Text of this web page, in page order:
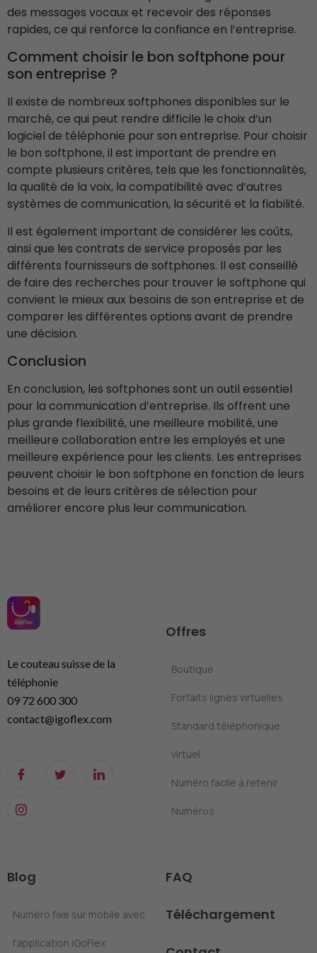
des messages vocaux et recevoir des réponses
rapides, ce qui renforce la confiance en l’entreprise.
Comment choisir le bon softphone pour
son entreprise ?
Il existe de nombreux softphones disponibles sur le
marché, ce qui peut rendre difficile le choix d’un
logiciel de téléphonie pour son entreprise. Pour choisir
le bon softphone, il est important de prendre en
compte plusieurs critères, tels que les fonctionnalités,
la qualité de la voix, la compatibilité avec d’autres
systèmes de communication, la sécurité et la fiabilité.
Il est également important de considérer les coûts,
ainsi que les contrats de service proposés par les
différents fournisseurs de softphones. Il est conseillé
de faire des recherches pour trouver le softphone qui
convient le mieux aux besoins de son entreprise et de
comparer les différentes options avant de prendre
une décision.
Conclusion
En conclusion, les softphones sont un outil essentiel
pour la communication d’entreprise. Ils offrent une
plus grande flexibilité, une meilleure mobilité, une
meilleure collaboration entre les employés et une
meilleure expérience pour les clients. Les entreprises
peuvent choisir le bon softphone en fonction de leurs
besoins et de leurs critères de sélection pour
améliorer encore plus leur communication.
Le couteau suisse de la
téléphonie
09 72 600 300
contact@igoflex.com
Offres
Boutique
Forfaits lignes virtuelles
Standard téléphonique
virtuel
Numéro facile à retenir
Numéros
Blog
Numéro fixe sur mobile avec
l'application iGoFlex
FAQ
Téléchargement